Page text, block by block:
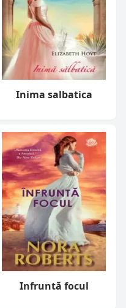
Inima salbatica
Infruntă focul